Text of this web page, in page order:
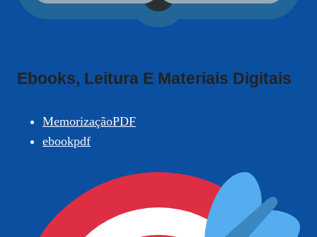
Ebooks, Leitura E Materiais Digitais
MemorizaçãoPDF
ebookpdf